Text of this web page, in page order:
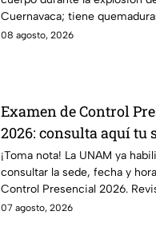
Cuernavaca; tiene
segundo grado.
08 agosto, 2026
Examen de Control
2026: consulta aquí tu
horario
¡Toma nota! La UNAM ya
consultar la sede, fecha y
Control Presencial 2026.
tu cita.
07 agosto, 2026